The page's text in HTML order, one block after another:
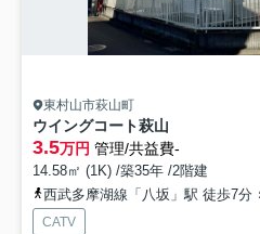
東村山市萩山町
ウイングコート萩山
3.5万円 管理/共益費-
14.58㎡ (1K) /築35年 /2階建
西武多摩湖線「八坂」駅 徒歩7分
CATV